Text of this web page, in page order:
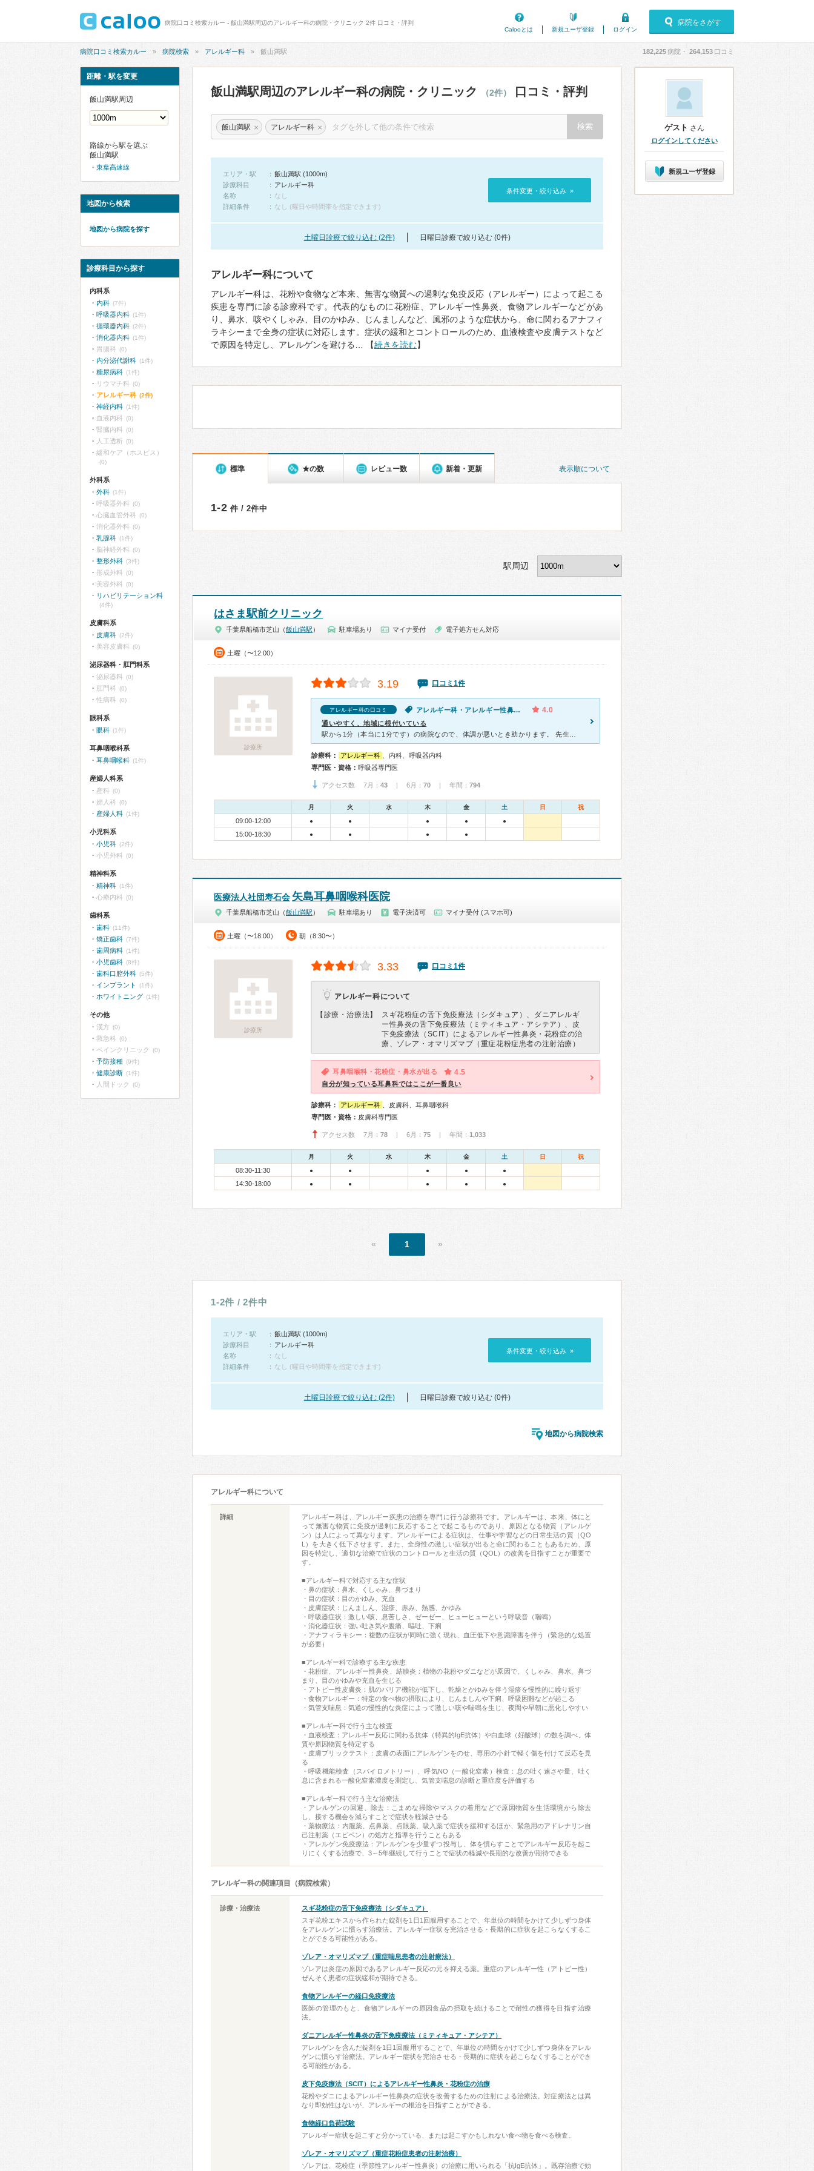
病院口コミ検索カルー - 飯山満駅周辺のアレルギー科の病院・クリニック 2件 口コミ・評判
Calooとは
新規ユーザ登録 ログイン
病院をさがす
病院口コミ検索カルー 病院検索 アレルギー科 飯山満駅 182,225病院・ 264,153 口コミ
飯山満駅周辺のアレルギー科の病院・クリニック （2件） 口コミ・評判
飯山満駅 × アレルギー科 ×
エリア・駅
飯山満駅 (1000m)
診療科目
アレルギー科
名称
なし
詳細条件
なし (曜日や時間帯を指定できます)
条件変更・絞り込み »
土曜日診療で絞り込む (2件) 日曜日診療で絞り込む (0件)
アレルギー科について
アレルギー科は、花粉や食物など本来、無害な物質への過剰な免疫反応（アレルギー）によって起こる
疾患を専門に診る診療科です。代表的なものに花粉症、アレルギー性鼻炎、食物アレルギーなどがあ
り、鼻水、咳やくしゃみ、目のかゆみ、じんましんなど、風邪のような症状から、命に関わるアナフィ
ラキシーまで全身の症状に対応します。症状の緩和とコントロールのため、血液検査や皮膚テストなど
で原因を特定し、アレルゲンを避ける… 【続きを読む】
表示順について
標準 ★の数 レビュー数 新着・更新
1-2 件 / 2件中
駅周辺
はさま駅前クリニック
千葉県船橋市芝山（飯山満駅 ） 駐車場あり マイナ受付 電子処方せん対応
土曜（〜12:00）
診療所
3.19 口コミ1件
アレルギー科の口コミ アレルギー科・アレルギー性鼻炎・鼻水が出る 4.0
通いやすく、地域に根付いている
診療科： アレルギー科
、内科、呼吸器内科
専門医・資格： 呼吸器専門医
アクセス数 7月： 43 | 6月： 70 | 年間： 794
月 火 水 木 金 土 日 祝
09:00-12:00 ● ● ● ● ●
15:00-18:30 ● ● ● ●
医療法人社団寿石会 矢島耳鼻咽喉科医院
千葉県船橋市芝山（飯山満駅 ） 駐車場あり 電子決済可 マイナ受付 (スマホ可)
土曜（〜18:00） 朝（8:30〜）
診療所
3.33 口コミ1件
アレルギー科について
【診療・治療法】
スギ花粉症の舌下免疫療法（シダキュア）、ダニアレルギ
ー性鼻炎の舌下免疫療法（ミティキュア・アシテア）、皮
下免疫療法（SCIT）によるアレルギー性鼻炎・花粉症の治
療、ゾレア・オマリズマブ（重症花粉症患者の注射治療）
耳鼻咽喉科・花粉症・鼻水が出る 4.5
自分が知っている耳鼻科ではここが一番良い
診療科： アレルギー科
、皮膚科、耳鼻咽喉科
専門医・資格： 皮膚科専門医
アクセス数 7月： 78 | 6月： 75 | 年間： 1,033
月 火 水 木 金 土 日 祝
08:30-11:30 ● ● ● ● ●
14:30-18:00 ● ● ● ● ●
« 1 »
1-2件 / 2件中
エリア・駅
飯山満駅 (1000m)
診療科目
アレルギー科
名称
なし
詳細条件
なし (曜日や時間帯を指定できます)
条件変更・絞り込み »
土曜日診療で絞り込む (2件) 日曜日診療で絞り込む (0件)
地図から病院検索
アレルギー科について
詳細
アレルギー科は、アレルギー疾患の治療を専門に行う診療科です。アレルギーは、本来、体にと
って無害な物質に免疫が過剰に反応することで起こるものであり、原因となる物質（アレルゲ
ン）は人によって異なります。アレルギーによる症状は、仕事や学習などの日常生活の質（QO
L）を大きく低下させます。また、全身性の激しい症状が出ると命に関わることもあるため、原
因を特定し、適切な治療で症状のコントロールと生活の質（QOL）の改善を目指すことが重要で
す。
■アレルギー科で対応する主な症状
・鼻の症状：鼻水、くしゃみ、鼻づまり
・目の症状：目のかゆみ、充血
・皮膚症状：じんましん、湿疹、赤み、熱感、かゆみ
・呼吸器症状：激しい咳、息苦しさ、ゼーゼー、ヒューヒューという呼吸音（喘鳴）
・消化器症状：強い吐き気や腹痛、嘔吐、下痢
・アナフィラキシー：複数の症状が同時に強く現れ、血圧低下や意識障害を伴う（緊急的な処置
が必要）
■アレルギー科で診療する主な疾患
・花粉症、アレルギー性鼻炎、結膜炎：植物の花粉やダニなどが原因で、くしゃみ、鼻水、鼻づ
まり、目のかゆみや充血を生じる
・アトピー性皮膚炎：肌のバリア機能が低下し、乾燥とかゆみを伴う湿疹を慢性的に繰り返す
・食物アレルギー：特定の食べ物の摂取により、じんましんや下痢、呼吸困難などが起こる
・気管支喘息：気道の慢性的な炎症によって激しい咳や喘鳴を生じ、夜間や早朝に悪化しやすい
■アレルギー科で行う主な検査
・血液検査：アレルギー反応に関わる抗体（特異的IgE抗体）や白血球（好酸球）の数を調べ、体
質や原因物質を特定する
・皮膚プリックテスト：皮膚の表面にアレルゲンをのせ、専用の小針で軽く傷を付けて反応を見
る
・呼吸機能検査（スパイロメトリー）、呼気NO（一酸化窒素）検査：息の吐く速さや量、吐く
息に含まれる一酸化窒素濃度を測定し、気管支喘息の診断と重症度を評価する
■アレルギー科で行う主な治療法
・アレルゲンの回避、除去：こまめな掃除やマスクの着用などで原因物質を生活環境から除去
し、接する機会を減らすことで症状を軽減させる
・薬物療法：内服薬、点鼻薬、点眼薬、吸入薬で症状を緩和するほか、緊急用のアドレナリン自
己注射薬（エピペン）の処方と指導を行うこともある
・アレルゲン免疫療法：アレルゲンを少量ずつ投与し、体を慣らすことでアレルギー反応を起こ
りにくくする治療で、3～5年継続して行うことで症状の軽減や長期的な改善が期待できる
アレルギー科の関連項目（病院検索）
診療・治療法
スギ花粉症の舌下免疫療法（シダキュア）
スギ花粉エキスから作られた錠剤を1日1回服用することで、年単位の時間をかけて少しずつ身体
をアレルゲンに慣らす治療法。アレルギー症状を完治させる・長期的に症状を起こらなくするこ
とができる可能性がある。
ゾレア・オマリズマブ（重症喘息患者の注射療法）
ゾレアは炎症の原因であるアレルギー反応の元を抑える薬。重症のアレルギー性（アトピー性）
ぜんそく患者の症状緩和が期待できる。
食物アレルギーの経口免疫療法
医師の管理のもと、食物アレルギーの原因食品の摂取を続けることで耐性の獲得を目指す治療
法。
ダニアレルギー性鼻炎の舌下免疫療法（ミティキュア・アシテア）
アレルゲンを含んだ錠剤を1日1回服用することで、年単位の時間をかけて少しずつ身体をアレル
ゲンに慣らす治療法。アレルギー症状を完治させる・長期的に症状を起こらなくすることができ
る可能性がある。
皮下免疫療法（SCIT）によるアレルギー性鼻炎・花粉症の治療
花粉やダニによるアレルギー性鼻炎の症状を改善するための注射による治療法。対症療法とは異
なり即効性はないが、アレルギーの根治を目指すことができる。
食物経口負荷試験
アレルギー症状を起こすと分かっている、または起こすかもしれない食べ物を食べる検査。
ゾレア・オマリズマブ（重症花粉症患者の注射治療）
ゾレアは、花粉症（季節性アレルギー性鼻炎）の治療に用いられる「抗IgE抗体」。既存治療で効
距離・駅を変更
飯山満駅周辺
路線から駅を選ぶ
飯山満駅
東葉高速線
地図から検索
地図から病院を探す
診療科目から探す
内科系
内科 (7件)
呼吸器内科 (1件)
循環器内科 (2件)
消化器内科 (1件)
胃腸科 (0)
内分泌代謝科 (1件)
糖尿病科 (1件)
リウマチ科 (0)
アレルギー科 (2件)
神経内科 (1件)
血液内科 (0)
腎臓内科 (0)
人工透析 (0)
緩和ケア（ホスピス）
(0)
外科系
外科 (1件)
呼吸器外科 (0)
心臓血管外科 (0)
消化器外科 (0)
乳腺科 (1件)
脳神経外科 (0)
整形外科 (3件)
形成外科 (0)
美容外科 (0)
リハビリテーション科
(4件)
皮膚科系
皮膚科 (2件)
美容皮膚科 (0)
泌尿器科・肛門科系
泌尿器科 (0)
肛門科 (0)
性病科 (0)
眼科系
眼科 (1件)
耳鼻咽喉科系
耳鼻咽喉科 (1件)
産婦人科系
産科 (0)
婦人科 (0)
産婦人科 (1件)
小児科系
小児科 (2件)
小児外科 (0)
精神科系
精神科 (1件)
心療内科 (0)
歯科系
歯科 (11件)
矯正歯科 (7件)
歯周病科 (1件)
小児歯科 (8件)
歯科口腔外科 (5件)
インプラント (1件)
ホワイトニング (1件)
その他
漢方 (0)
救急科 (0)
ペインクリニック (0)
予防接種 (9件)
健康診断 (1件)
人間ドック (0)
ゲスト さん
ログインしてください
新規ユーザ登録